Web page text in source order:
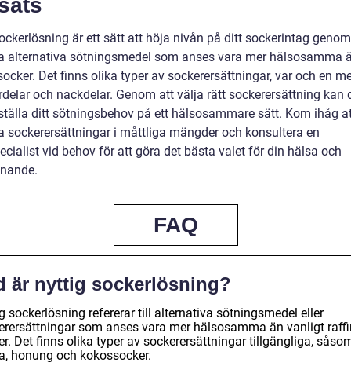
är ett sätt att höja nivån på ditt sockerintag
alternativa sötningsmedel som anses vara mer hälsosamma
Det finns olika typer av sockerersättningar, var och en
och nackdelar. Genom att välja rätt sockerersättning kan
ditt sötningsbehov på ett hälsosammare sätt. Kom ihåg
sockerersättningar i måttliga mängder och konsultera en
vid behov för att göra det bästa valet för din hälsa och
FAQ
är nyttig sockerlösning?
sockerlösning refererar till alternativa sötningsmedel eller
som anses vara mer hälsosamma än vanligt
Det finns olika typer av sockerersättningar tillgängliga,
honung och kokossocker.